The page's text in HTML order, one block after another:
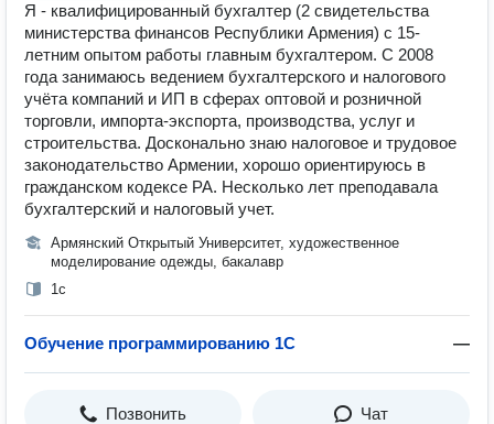
Я - квалифицированный бухгалтер (2 свидетельства
министерства финансов Республики Армения) с 15-
летним опытом работы главным бухгалтером. С 2008
года занимаюсь ведением бухгалтерского и налогового
учёта компаний и ИП в сферах оптовой и розничной
торговли, импорта-экспорта, производства, услуг и
строительства. Досконально знаю налоговое и трудовое
законодательство Армении, хорошо ориентируюсь в
гражданском кодексе РА. Несколько лет преподавала
бухгалтерский и налоговый учет.
Армянский Открытый Университет, художественное
моделирование одежды, бакалавр
1с
Обучение программированию 1С —
Позвонить Чат